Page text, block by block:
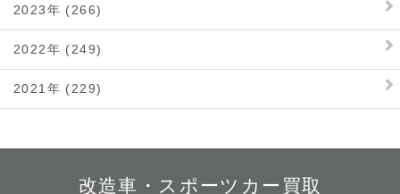
2023年 (266)
2022年 (249)
2021年 (229)
改造車・スポーツカー買取